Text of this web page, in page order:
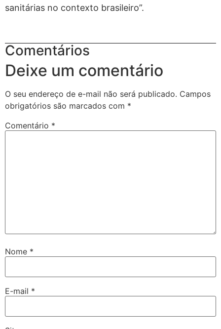
sanitárias no contexto brasileiro”.
Comentários
Deixe um comentário
O seu endereço de e-mail não será publicado. Campos
obrigatórios são marcados com *
Comentário *
Nome *
E-mail *